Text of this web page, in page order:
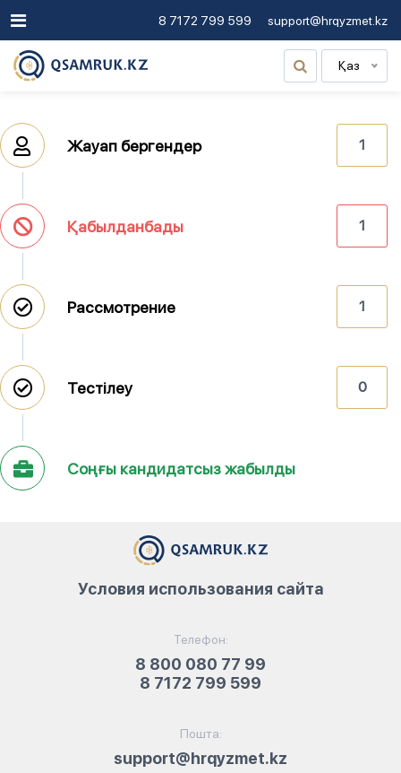
8 7172 799 599 support@hrqyzmet.kz
Қаз
Жауап бергендер 1
Қабылданбады 1
Рассмотрение 1
Тестілеу 0
Соңғы кандидатсыз жабылды
Телефон:
8 800 080 77 99
8 7172 799 599
Пошта:
support@hrqyzmet.kz
Условия использования сайта